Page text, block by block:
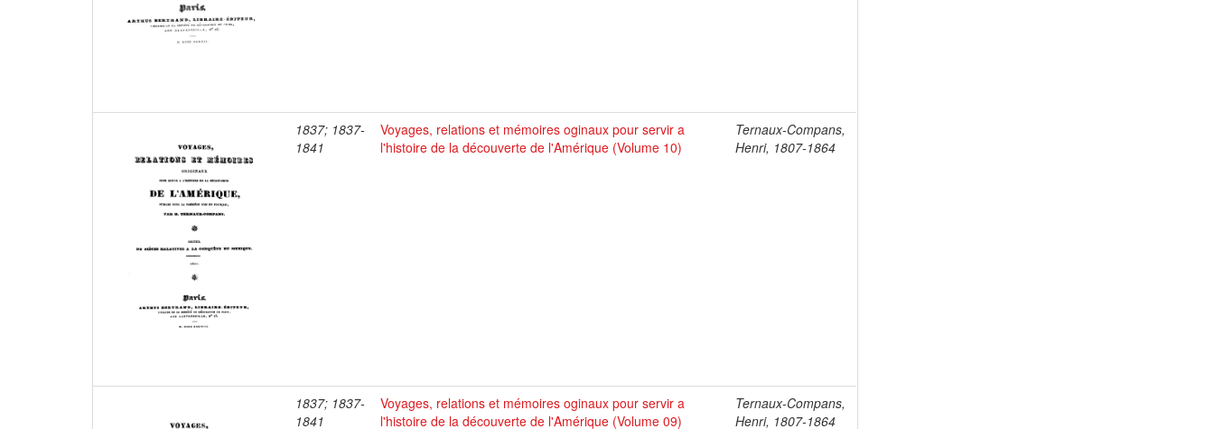
1837; 1837-
1841
Voyages, relations et mémoires oginaux pour servir a
l'histoire de la découverte de l'Amérique (Volume 10)
Ternaux-Compans,
Henri, 1807-1864
1837; 1837-
1841
Voyages, relations et mémoires oginaux pour servir a
l'histoire de la découverte de l'Amérique (Volume 09)
Ternaux-Compans,
Henri, 1807-1864